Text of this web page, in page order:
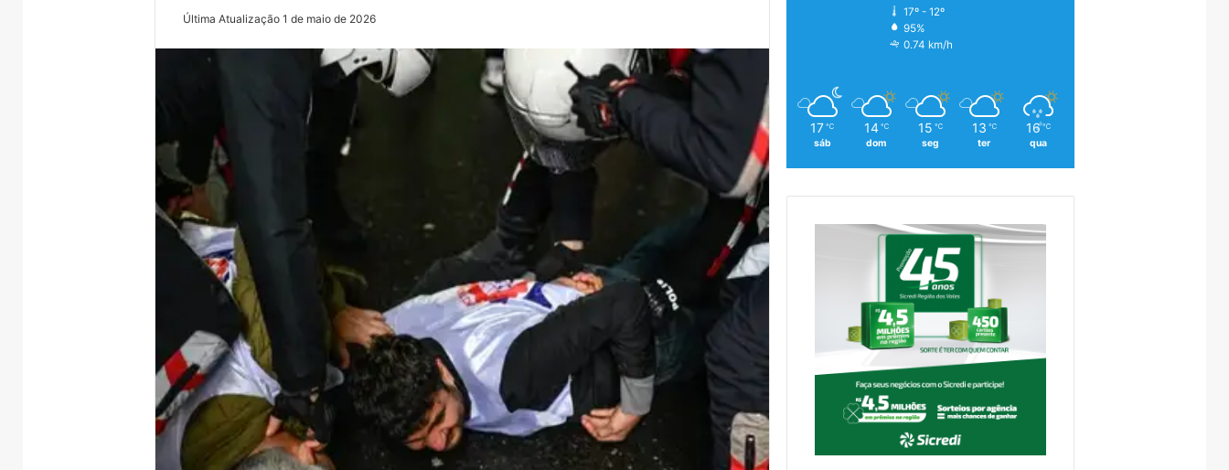
Última Atualização 1 de maio de 2026
17º - 12º
95%
0.74 km/h
17 ℃
sáb
14 ℃
dom
15 ℃
seg
13 ℃
ter
16 ℃
qua